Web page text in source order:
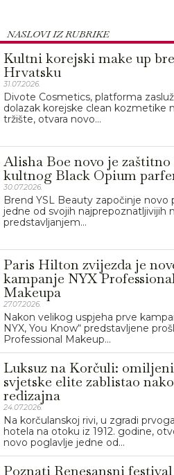
NASLOVI IZ RUBRIKE
Kultni korejski make up
Hrvatsku
31.07.2026.
Divote Cosmetics, platforma
dolazak korejske clean kozmetike
tržište, otvara novo...
Alisha Boe novo je zaštitno
kultnog Black Opium
30.07.2026.
Brend YSL Beauty započinje novo
jedne od svojih najprepoznatljivijih
predstavljanjem...
Paris Hilton zvijezda je
kampanje NYX
Makeupa
27.07.2026.
Nakon velikog uspjeha prve
NYX, You Know“ predstavljene
Professional Makeup...
Luksuz na Korčuli:
svjetske elite zablistao
redizajna
24.07.2026.
Na korčulanskoj rivi, u zgradi
hotela na otoku iz 1912. godine,
novo poglavlje jedne od...
Poznati Renesansni